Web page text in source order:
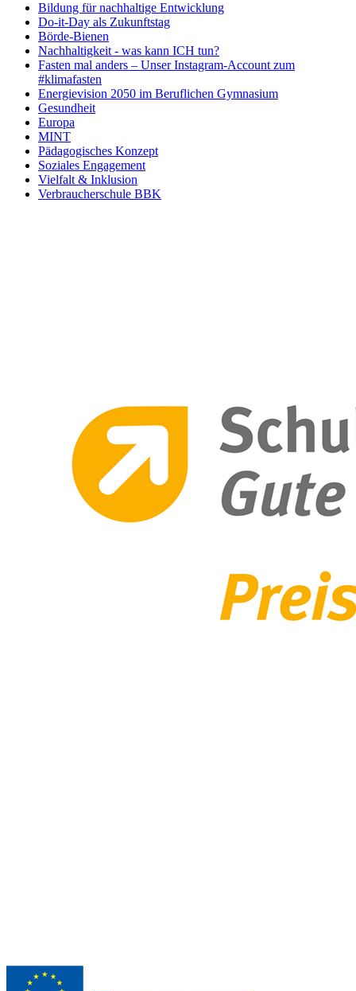
Bildung für nachhaltige Entwicklung
Do-it-Day als Zukunftstag
Börde-Bienen
Nachhaltigkeit - was kann ICH tun?
Fasten mal anders – Unser Instagram-Account zum
#klimafasten
Energievision 2050 im Beruflichen Gymnasium
Gesundheit
Europa
MINT
Pädagogisches Konzept
Soziales Engagement
Vielfalt & Inklusion
Verbraucherschule BBK